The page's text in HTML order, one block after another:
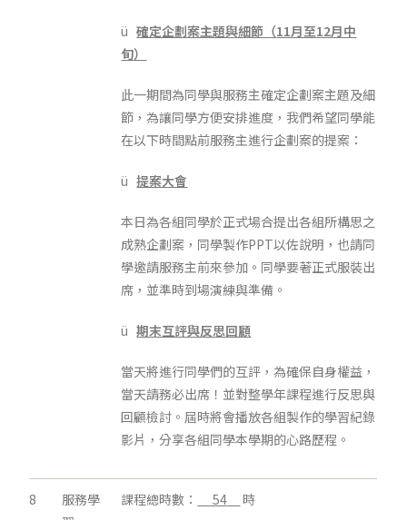
ü確定企劃案主題與細節（11月至12月中
旬）
此一期間為同學與服務主確定企劃案主題及細
節，為讓同學方便安排進度，我們希望同學能
在以下時間點前服務主進行企劃案的提案：
ü提案大會
本日為各組同學於正式場合提出各組所構思之
成熟企劃案，同學製作PPT以佐說明，也請同
學邀請服務主前來參加。同學要著正式服裝出
席，並準時到場演練與準備。
ü期末互評與反思回顧
當天將進行同學們的互評，為確保自身權益，
當天請務必出席！並對整學年課程進行反思與
回顧檢討。屆時將會播放各組製作的學習紀錄
影片，分享各組同學本學期的心路歷程。
8
服務學
課程總時數： 54 時